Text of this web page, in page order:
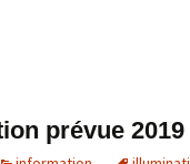
prévue 2019